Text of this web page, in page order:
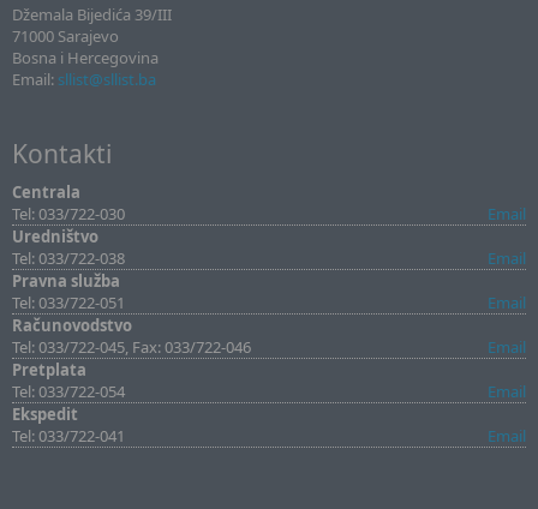
Džemala Bijedića 39/III
71000 Sarajevo
Bosna i Hercegovina
Email: sllist@sllist.ba
Kontakti
Centrala
Tel: 033/722-030
Email
Uredništvo
Tel: 033/722-038
Email
Pravna služba
Tel: 033/722-051
Email
Računovodstvo
Tel: 033/722-045, Fax: 033/722-046
Email
Pretplata
Tel: 033/722-054
Email
Ekspedit
Tel: 033/722-041
Email